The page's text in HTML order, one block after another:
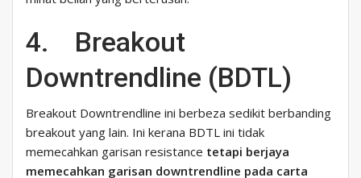
4. Breakout
Downtrendline (BDTL)
Breakout Downtrendline ini berbeza sedikit berbanding
breakout yang lain. Ini kerana BDTL ini tidak
memecahkan garisan resistance tetapi berjaya
memecahkan garisan downtrendline pada carta